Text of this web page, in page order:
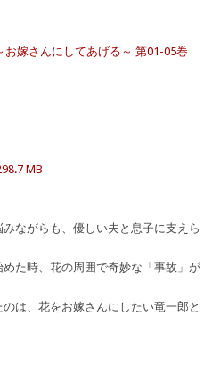
嫁さんにしてあげる～ 第01-05巻
MB
ながらも、優しい夫と息子に支えら
た時、花の周囲で奇妙な「事故」が
は、花をお嫁さんにしたい竜一郎と